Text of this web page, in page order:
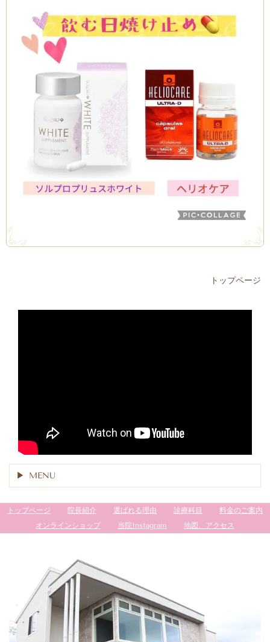
トップページ
MENU
トップページ 院長紹介 選ばれる理由 診療科目
料金のご案内
オンラインショップ
当院Instagram 地図、アクセス